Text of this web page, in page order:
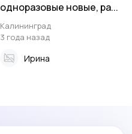
одноразовые новые, ра...
Калининград
3 года назад
Ирина